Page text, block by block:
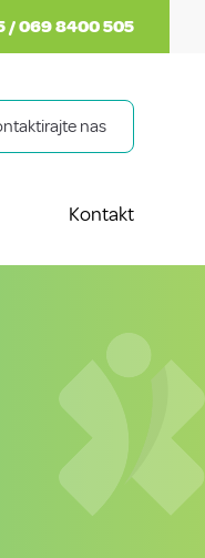
/ 069 8400 505
nas
Kontakt